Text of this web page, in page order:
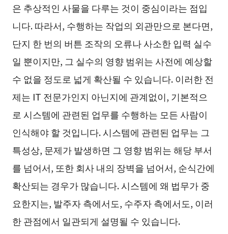
은 추상적인 사물을 다루는 것이 중심이라는 점입
니다. 따라서, 수행하는 작업의 외관만으로 본다면,
단지 한 번의 버튼 조작의 오류나 사소한 입력 실수
일 뿐이지만, 그 실수의 영향 범위는 사전에 예상할
수 없을 정도로 넓게 확산될 수 있습니다. 이러한 전
제는 IT 전문가인지 아닌지에 관계없이, 기본적으
로 시스템에 관련된 업무를 수행하는 모든 사람이
인식해야 할 것입니다. 시스템에 관련된 업무는 그
특성상, 문제가 발생하면 그 영향 범위는 해당 부서
를 넘어서, 또한 회사 내의 장벽을 넘어서, 순식간에
확산되는 경우가 많습니다. 시스템에 왜 법무가 중
요한지는, 발주자 측에서도, 수주자 측에서도, 이러
한 관점에서 일관되게 설명될 수 있습니다.